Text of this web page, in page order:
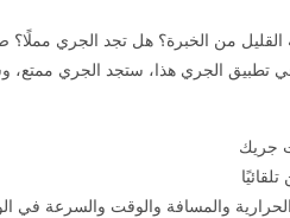
القليل من الخبرة؟ هل تجد الجري
تطبيق الجري هذا، ستجد الجري ممتع،
جريك
والمسافة والوقت والسرعة في